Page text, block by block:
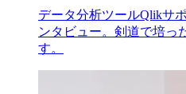
データ分析ツールQlikサ
ンタビュー。剣道で培っ
す。